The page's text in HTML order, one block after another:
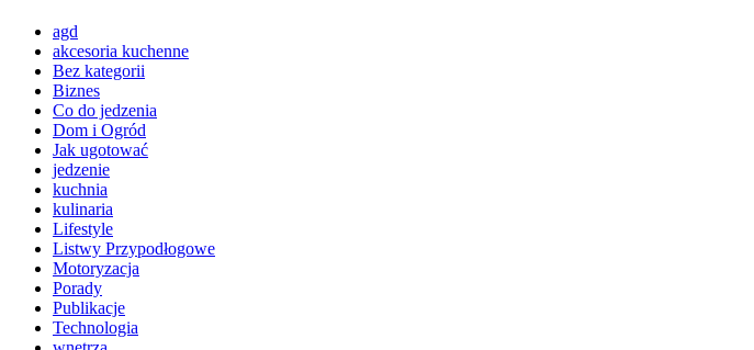
agd
akcesoria kuchenne
Bez kategorii
Biznes
Co do jedzenia
Dom i Ogród
Jak ugotować
jedzenie
kuchnia
kulinaria
Lifestyle
Listwy Przypodłogowe
Motoryzacja
Porady
Publikacje
Technologia